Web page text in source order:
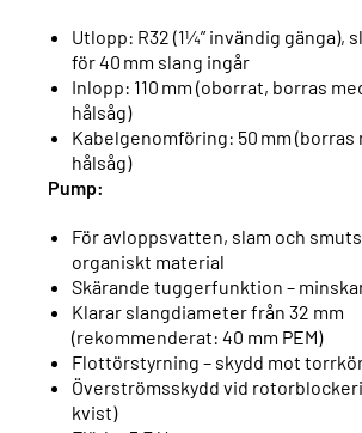
Utlopp: R32 (1¼” invändig gänga),
för 40 mm slang ingår
Inlopp: 110 mm (oborrat, borras
hålsåg)
Kabelgenomföring: 50 mm (borras
hålsåg)
Pump:
För avloppsvatten, slam och
organiskt material
Skärande tuggerfunktion –
Klarar slangdiameter från 32 mm
(rekommenderat: 40 mm PEM)
Flottörstyrning – skydd mot
Överströmsskydd vid
kvist)